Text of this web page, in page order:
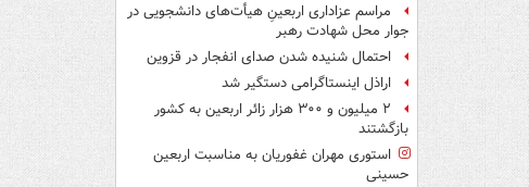
مراسم عزاداری اربعینِ هیأت‌های دانشجویی در
جوار محل شهادت رهبر
احتمال شنیده شدن صدای انفجار در قزوین
اراذل اینستاگرامی دستگیر شد
۲ میلیون و ۳۰۰ هزار زائر اربعین به کشور
بازگشتند
استوری مهران غفوریان به مناسبت اربعین
حسینی